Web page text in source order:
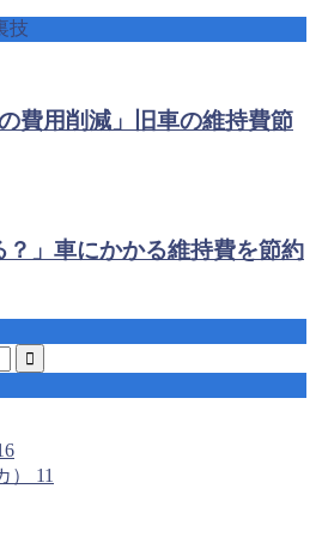
技
費用削減」旧車の維持費節
？」車にかかる維持費を節約
） 11